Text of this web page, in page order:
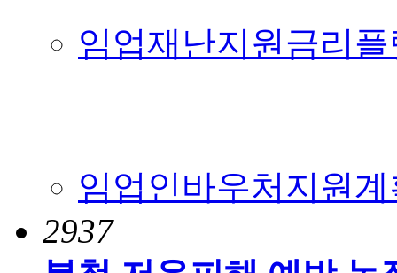
임업재난지원금리
임업인바우처지원
2937